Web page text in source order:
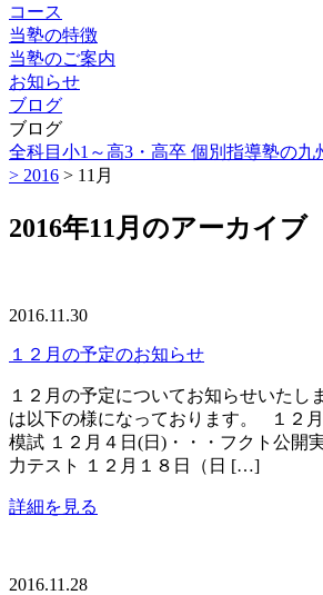
コース
当塾の特徴
当塾のご案内
お知らせ
ブログ
ブログ
全科目小1～高3・高卒 個別指導塾の九
> 2016 > 11月
2016年11月のアーカイブ
2016.11.30
１２月の予定のお知らせ
１２月の予定についてお知らせいた
は以下の様になっております。 １２
模試 １２月４日(日)・・・フクト公開
力テスト １２月１８日（日 […]
詳細を見る
2016.11.28